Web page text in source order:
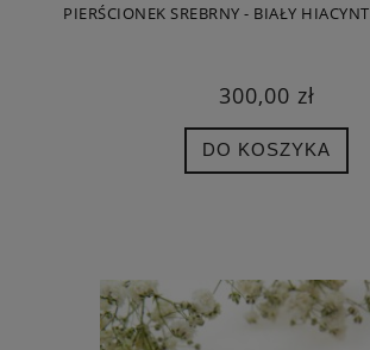
PIERŚCIONEK SREBRNY - BIAŁY HIACYNT
300,00 zł
DO KOSZYKA